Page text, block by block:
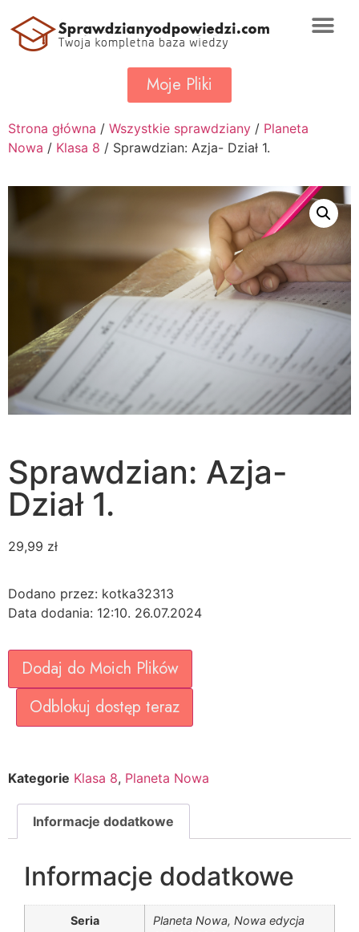
Moje Pliki
Strona główna / Wszystkie sprawdziany / Planeta
Nowa / Klasa 8 / Sprawdzian: Azja- Dział 1.
Sprawdzian: Azja-
Dział 1.
29,99 zł
Dodano przez: kotka32313
Data dodania: 12:10. 26.07.2024
Dodaj do Moich Plików
Odblokuj dostęp teraz
Kategorie Klasa 8, Planeta Nowa
Informacje dodatkowe
Informacje dodatkowe
Seria
Planeta Nowa, Nowa edycja